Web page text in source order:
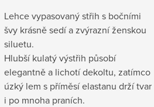
Lehce vypasovaný střih s bočními
švy krásně sedí a zvýrazní ženskou
siluetu.
Hlubší kulatý výstřih působí
elegantně a lichotí dekoltu, zatímco
úzký lem s příměsí elastanu drží tvar
i po mnoha praních.